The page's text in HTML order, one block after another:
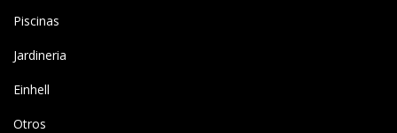
Piscinas
Jardineria
Einhell
Otros